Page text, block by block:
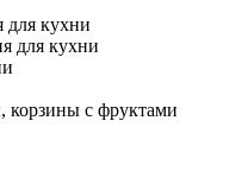
для кухни
для кухни
корзины с фруктами